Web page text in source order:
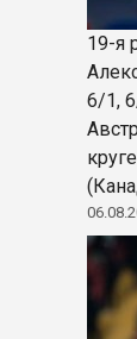
19-я
6/1,